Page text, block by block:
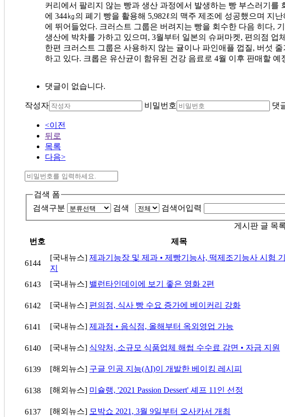
커리에서 팔리지 않는 빵과 생산 과정에서 발생하는 빵 부스러기를
에 344㎏의 폐기 빵을 활용해 5,982ℓ의 맥주 제조에 성공했으며 지
에 뛰어들었다. 크러스트 그룹은 버려지는 빵을 회수한 다음 히다,
생산에 박차를 가하고 있으며 , 3월부터 일본의 슈퍼마켓, 편의점 업
한편 크러스트 그룹은 사용하지 않는 귤이나 파인애플 껍질, 버섯
하고 있다. 크롭은 유산균이 함유된 건강 음료로 4월 이후 판매할 예
댓글이 없습니다.
작성자 비밀번호 댓
<이전
뒤로
목록
다음>
검색 폼
검색구분
검색 검색어입력
게시판 글 목
번호
제목
6144
[국내뉴스] 제과기능장 및 제과 • 제빵기능사, 떡제조기능사 시험
지
6143 [국내뉴스] 밸런타인데이에 보기 좋은 영화 2편
6142 [국내뉴스] 편의점, 식사 빵 수요 증가에 베이커리 강화
6141 [국내뉴스] 제과점 • 음식점, 올해부터 옥외영업 가능
6140 [국내뉴스] 식약처, 소규모 식품업체 해썹 수수료 감면 • 자금 지원
6139 [해외뉴스] 구글 인공 지능(AI)이 개발한 베이킹 레시피
6138 [해외뉴스] 미슐랭, '2021 Passion Dessert' 셰프 11인 선정
6137 [해외뉴스] 모박쇼 2021, 3월 9일부터 오사카서 개최